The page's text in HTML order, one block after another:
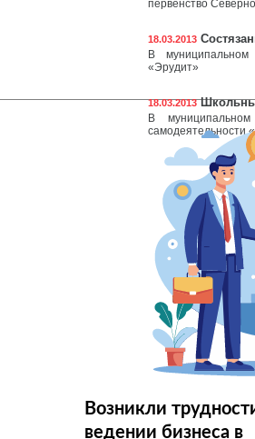
Возникли
ведении бизнеса в
первенство
18.03.2013
В муниципальном
«Эрудит»
18.03.2013
В
самодеятельности